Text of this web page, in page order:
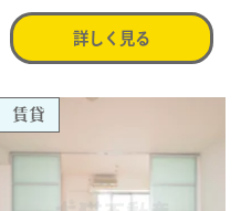
詳しく見る
賃貸